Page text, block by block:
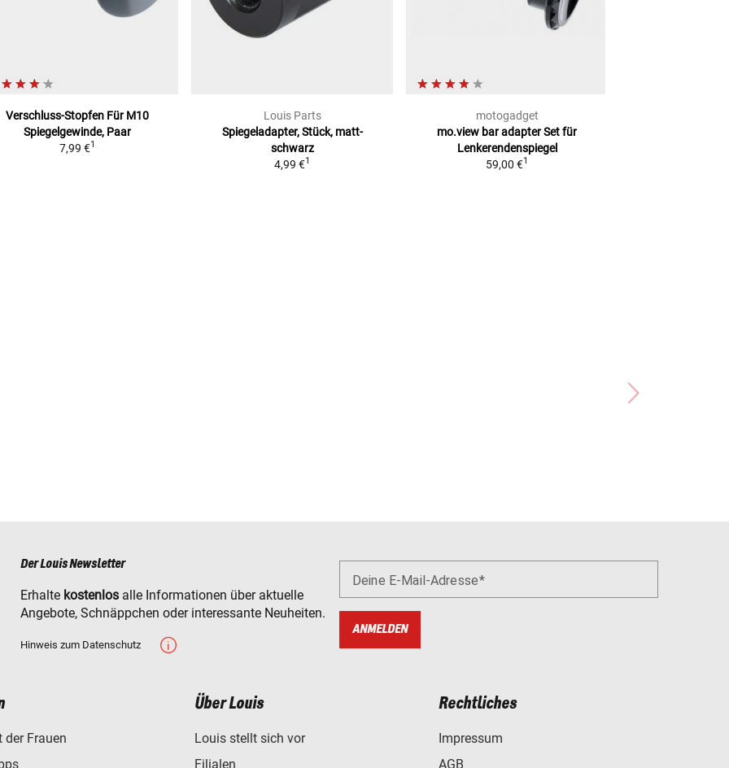
Verschluss-Stopfen Für M10
Spiegelgewinde, Paar
7,99 €1
Louis Parts
Spiegeladapter, Stück, matt-
schwarz
4,99 €1
motogadget
mo.view bar adapter Set für
Lenkerendenspiegel
59,00 €1
Der Louis Newsletter
Erhalte kostenlos alle Informationen über aktuelle
Angebote, Schnäppchen oder interessante Neuheiten.
Hinweis zum Datenschutz
Deine E-Mail-Adresse
ANMELDEN
der Frauen
Über Louis
Louis stellt sich vor
Filialen
Rechtliches
Impressum
AGB